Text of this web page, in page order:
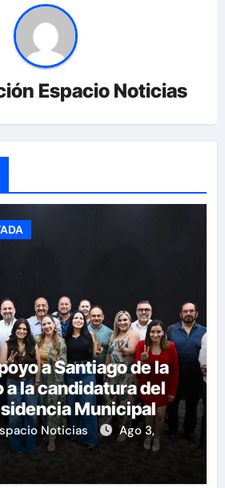
Espacio Noticias
a Santiago de la
a la candidatura del
Municipal
Noticias
Ago 3,